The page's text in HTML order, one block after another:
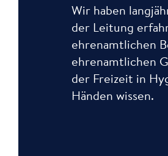
Wir haben
der Leitung
ehrenamtlichen
ehrenamtlichen
der Freizeit in
Händen wissen.